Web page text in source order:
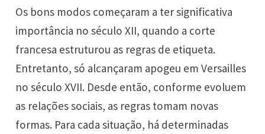
Os bons modos começaram a ter significativa
importância no século XII, quando a corte
francesa estruturou as regras de etiqueta.
Entretanto, só alcançaram apogeu em Versailles
no século XVII. Desde então, conforme evoluem
as relações sociais, as regras tomam novas
formas. Para cada situação, há determinadas